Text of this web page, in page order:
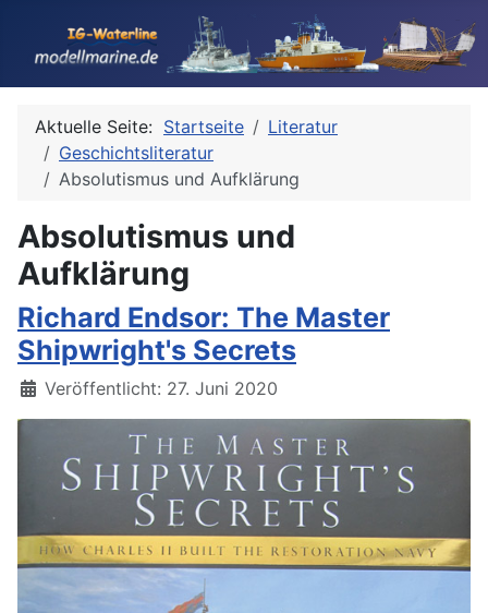
Aktuelle Seite: Startseite
Literatur
Geschichtsliteratur
Absolutismus und Aufklärung
Absolutismus und
Aufklärung
Richard Endsor: The Master
Shipwright's Secrets
Details
Veröffentlicht: 27. Juni 2020